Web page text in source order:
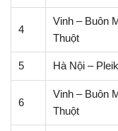
4
Vinh – Buôn
Thuột
5 Hà Nội –
6
Vinh – Buôn
Thuột